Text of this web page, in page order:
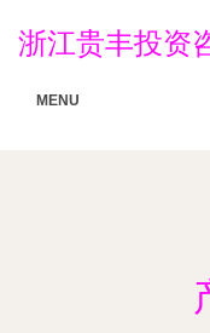
浙江贵丰投资
MENU